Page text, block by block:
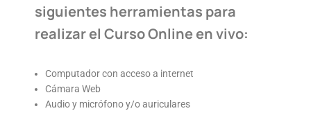
siguientes herramientas para
realizar el Curso Online en vivo:
Computador con acceso a internet
Cámara Web
Audio y micrófono y/o auriculares